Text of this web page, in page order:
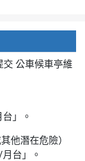
交 公車候車亭維
」。
他潛在危險）
台」。